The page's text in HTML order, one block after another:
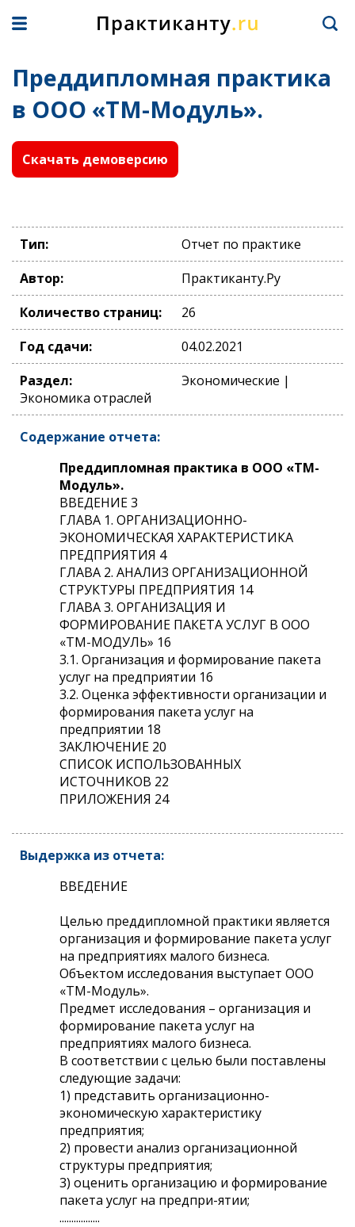
Преддипломная практика
в ООО «ТМ-Модуль».
Скачать демоверсию
Тип:
Отчет по практике
Автор:
Практиканту.Ру
Количество страниц:
26
Год сдачи:
04.02.2021
Раздел:
Экономические |
Экономика отраслей
Содержание отчета:
Преддипломная практика в ООО «ТМ-
Модуль».
ВВЕДЕНИЕ 3
ГЛАВА 1. ОРГАНИЗАЦИОННО-
ЭКОНОМИЧЕСКАЯ ХАРАКТЕРИСТИКА
ПРЕДПРИЯТИЯ 4
ГЛАВА 2. АНАЛИЗ ОРГАНИЗАЦИОННОЙ
СТРУКТУРЫ ПРЕДПРИЯТИЯ 14
ГЛАВА 3. ОРГАНИЗАЦИЯ И
ФОРМИРОВАНИЕ ПАКЕТА УСЛУГ В ООО
«ТМ-МОДУЛЬ» 16
3.1. Организация и формирование пакета
услуг на предприятии 16
3.2. Оценка эффективности организации и
формирования пакета услуг на
предприятии 18
ЗАКЛЮЧЕНИЕ 20
СПИСОК ИСПОЛЬЗОВАННЫХ
ИСТОЧНИКОВ 22
ПРИЛОЖЕНИЯ 24
Выдержка из отчета:
ВВЕДЕНИЕ
Целью преддипломной практики является
организация и формирование пакета услуг
на предприятиях малого бизнеса.
Объектом исследования выступает ООО
«ТМ-Модуль».
Предмет исследования – организация и
формирование пакета услуг на
предприятиях малого бизнеса.
В соответствии с целью были поставлены
следующие задачи:
1) представить организационно-
экономическую характеристику
предприятия;
2) провести анализ организационной
структуры предприятия;
3) оценить организацию и формирование
пакета услуг на предпри-ятии;
.................